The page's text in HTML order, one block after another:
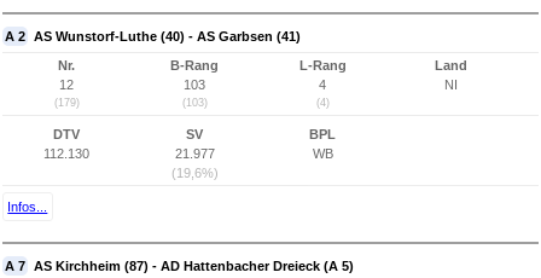
A 2 AS Wunstorf-Luthe (40) - AS Garbsen (41)
Nr.
12
(179)
B-Rang
103
(103)
L-Rang
4
(4)
Land
NI
DTV
112.130
SV
21.977
(19,6%)
BPL
WB
Infos...
A 7 AS Kirchheim (87) - AD Hattenbacher Dreieck (A 5)